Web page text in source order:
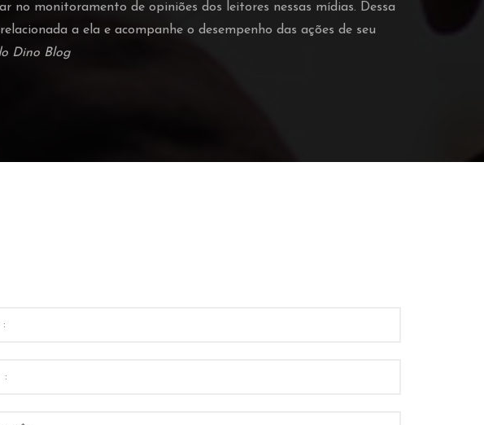
no monitoramento de opiniões dos leitores nessas mídias. Dessa
a ela e acompanhe o desempenho das ações de seu
Dino Blog